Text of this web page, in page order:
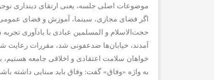
موضوعات اصلی جلسه، یعنی ارتقای دینداری
اگر فضای مجازی، سینما، آموزش و فضای عمومی
حجت‌الاسلام و المسلمین عبادی با یادآوری تجربه
آمدند، خیابان‌ها ضدعفونی شد، مقررات رعایت
خواهان سلامت اعتقادی و اخلاقی جامعه هستیم،
به واژه «وفاق» گفت: وفاق باید مبنایی داشته